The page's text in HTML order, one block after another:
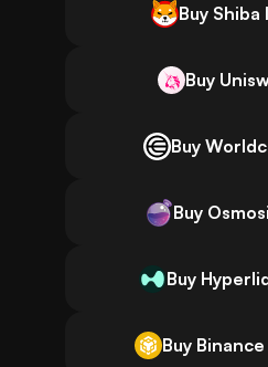
Buy Shiba
Buy
Buy
Buy
Buy
Buy